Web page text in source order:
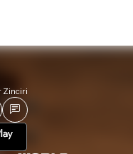
Zinciri